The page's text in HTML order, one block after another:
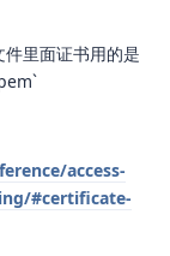
里面证书用的是
access-
#certificate-